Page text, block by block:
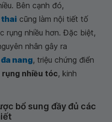
Bên cạnh đó,
cũng làm nội tiết tố
rụng nhiều hơn. Đặc biệt,
nhân gây ra
nang, triệu chứng điển
rụng nhiều tóc, kinh
bổ sung đầy đủ các